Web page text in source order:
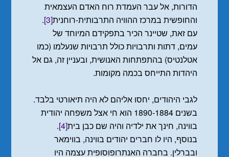
הדורות, אל עבר העמדת רוח האדם העצמאית
והחופשית במרכז ההוויה התרבותית-רוחנית[3]
.
עם זאת, שטיינר הכיר בתפקידם המיוחד של
עמים, דתות ותרבויות כולל תרבויות שנעלמו (כמו
אטלנטיס) בהתפתחות האנושית, ובעניין זה, גם אל
היהדות התייחס בכמה מקומות.
לגבי היהודים, יחסו אליהם לא היה תיאורטי בלבד.
בשנים 1890-1884 הוא חי אצל משפחה יהודית
בווינה, חינך את ילדיה והיה שם כבן בית[4]
.
בנוסף, היו לו חברים יהודים בווינה, בווימאר
ובברלין. בחברה האנתרופוסופית עצמה היו